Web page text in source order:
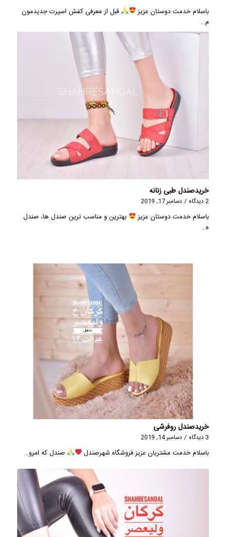
باسلام خدمت دوستان عزیز
قبل از معرفی کفش اسپرت جدیدمون
م…
خریدصندل طبی زنانه
2 دیدگاه / دسامبر 17, 2019
باسلام خدمت دوستان عزیز
بهترین و مناسب ترین صندل ها، صندل
ه…
خریدصندل روفرشی
3 دیدگاه / دسامبر 14, 2019
باسلام خدمت مشتریان عزیز فروشگاه شهرصندل صندل که امرو…